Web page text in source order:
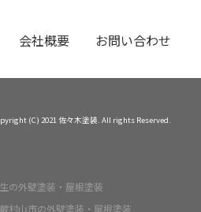
会社概要 お問い合わせ
(C) 2021 佐々木塗装. All rights Reserved.
の外壁塗装・屋根塗装
村山市の外壁塗装・屋根塗装